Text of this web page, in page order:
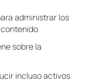
administrar los
sobre la
incluso activos